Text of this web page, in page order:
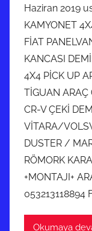
Haziran 2019
KAMYONET
FİAT
KANCASI
4X4 PİCK UP
TİGUAN
CR-V ÇEKİ
VİTARA/
DUSTER /
RÖMORK
+MONTAJI+
Okumaya